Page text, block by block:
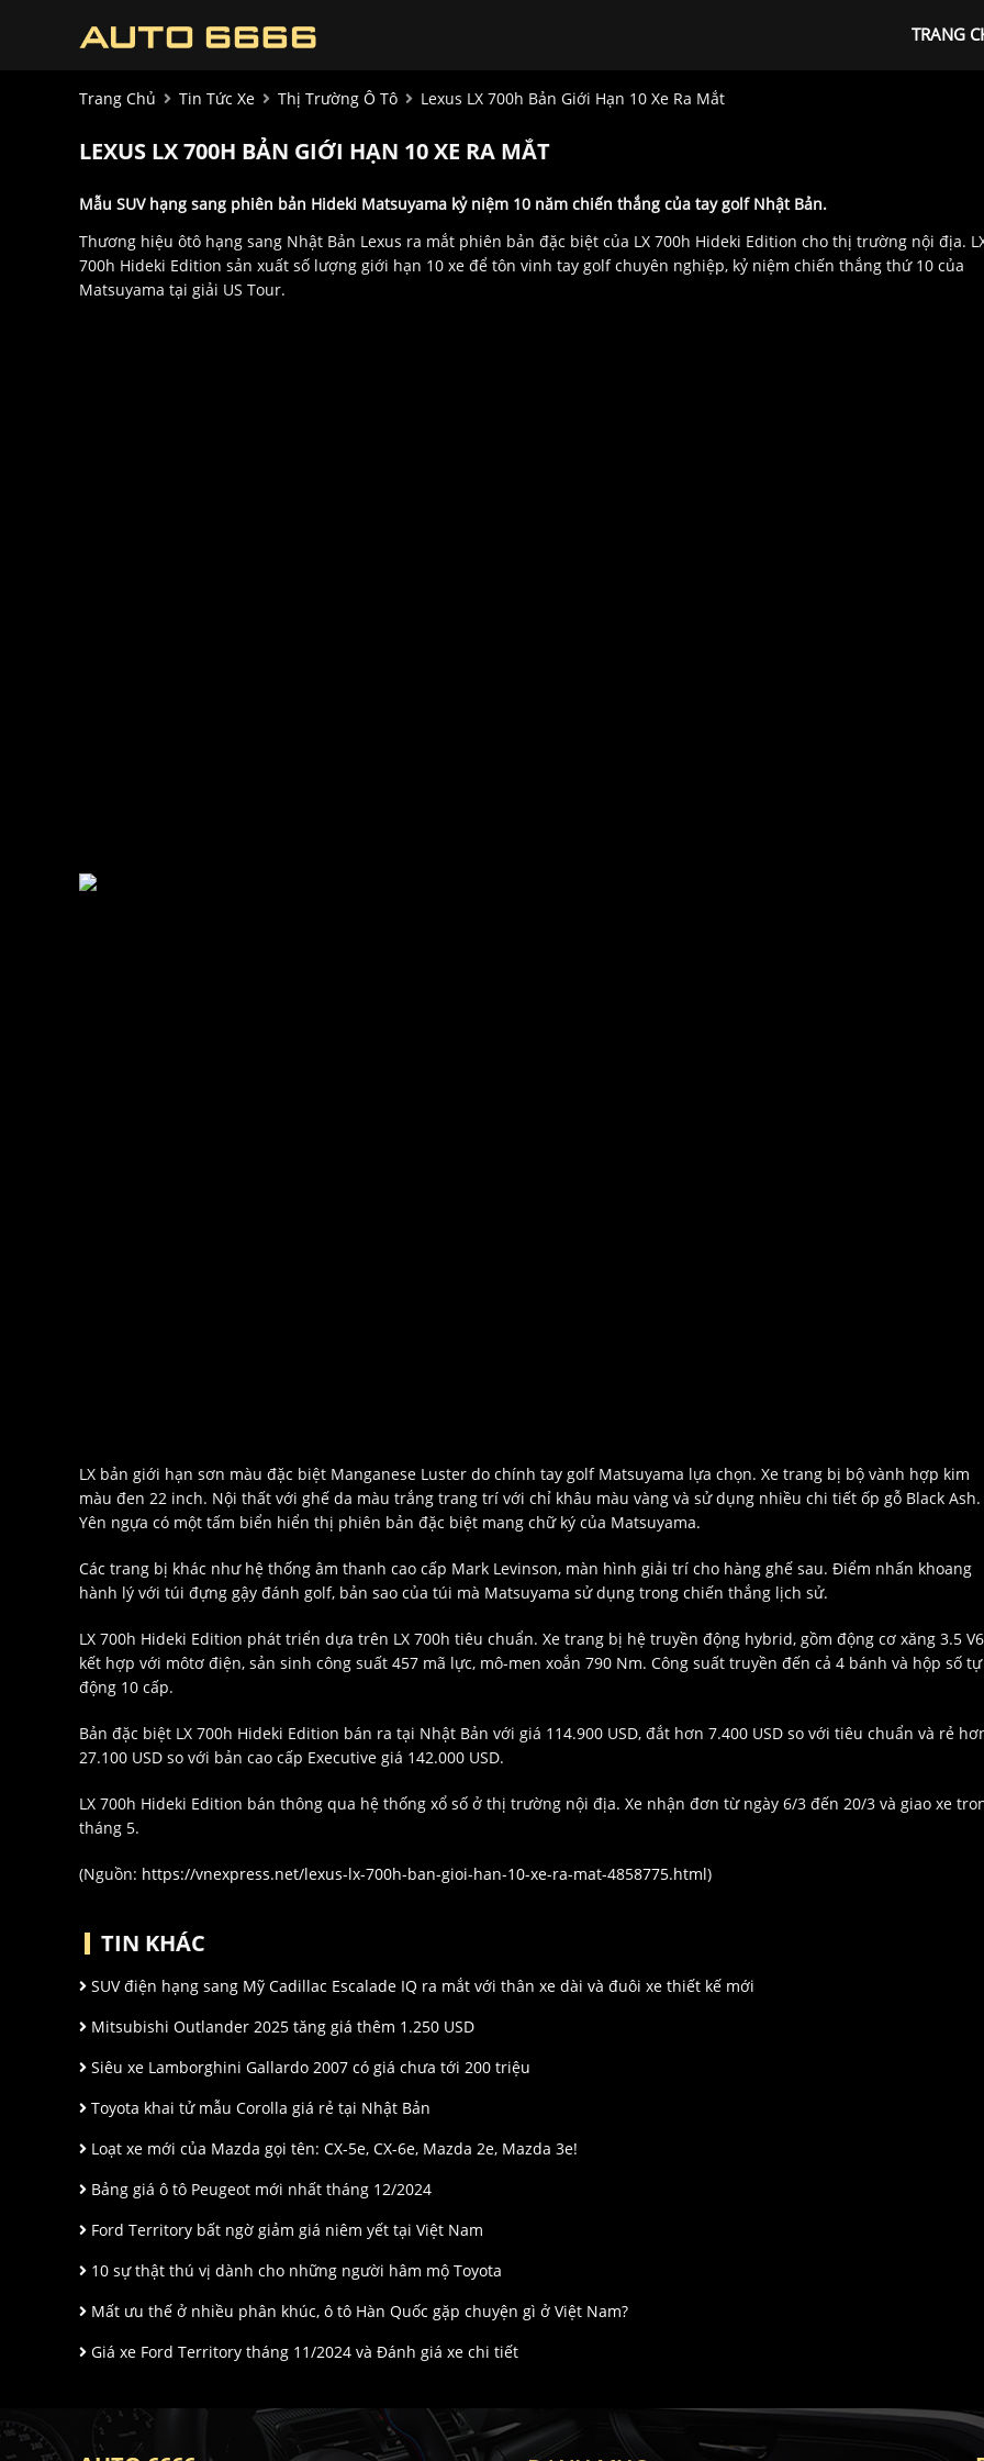
TRANG
Trang Chủ Tin Tức Xe Thị Trường Ô Tô Lexus LX 700h Bản Giới Hạn 10 Xe Ra Mắt
LEXUS LX 700H BẢN GIỚI HẠN 10 XE RA MẮT
Mẫu SUV hạng sang phiên bản Hideki Matsuyama kỷ niệm 10 năm chiến thắng của tay golf Nhật Bản.
Thương hiệu ôtô hạng sang Nhật Bản Lexus ra mắt phiên bản đặc biệt của LX 700h Hideki Edition cho thị trường nội địa.
700h Hideki Edition sản xuất số lượng giới hạn 10 xe để tôn vinh tay golf chuyên nghiệp, kỷ niệm chiến thắng thứ 10 của
Matsuyama tại giải US Tour.
LX bản giới hạn sơn màu đặc biệt Manganese Luster do chính tay golf Matsuyama lựa chọn. Xe trang bị bộ vành hợp kim
màu đen 22 inch. Nội thất với ghế da màu trắng trang trí với chỉ khâu màu vàng và sử dụng nhiều chi tiết ốp gỗ Black Ash.
Yên ngựa có một tấm biển hiển thị phiên bản đặc biệt mang chữ ký của Matsuyama.
Các trang bị khác như hệ thống âm thanh cao cấp Mark Levinson, màn hình giải trí cho hàng ghế sau. Điểm nhấn khoang
hành lý với túi đựng gậy đánh golf, bản sao của túi mà Matsuyama sử dụng trong chiến thắng lịch sử.
LX 700h Hideki Edition phát triển dựa trên LX 700h tiêu chuẩn. Xe trang bị hệ truyền động hybrid, gồm động cơ xăng 3.5 V6
kết hợp với môtơ điện, sản sinh công suất 457 mã lực, mô-men xoắn 790 Nm. Công suất truyền đến cả 4 bánh và hộp số tự
động 10 cấp.
Bản đặc biệt LX 700h Hideki Edition bán ra tại Nhật Bản với giá 114.900 USD, đắt hơn 7.400 USD so với tiêu chuẩn và rẻ
27.100 USD so với bản cao cấp Executive giá 142.000 USD.
LX 700h Hideki Edition bán thông qua hệ thống xổ số ở thị trường nội địa. Xe nhận đơn từ ngày 6/3 đến 20/3 và giao xe
tháng 5.
(Nguồn: https://vnexpress.net/lexus-lx-700h-ban-gioi-han-10-xe-ra-mat-4858775.html)
TIN KHÁC
SUV điện hạng sang Mỹ Cadillac Escalade IQ ra mắt với thân xe dài và đuôi xe thiết kế mới
Mitsubishi Outlander 2025 tăng giá thêm 1.250 USD
Siêu xe Lamborghini Gallardo 2007 có giá chưa tới 200 triệu
Toyota khai tử mẫu Corolla giá rẻ tại Nhật Bản
Loạt xe mới của Mazda gọi tên: CX-5e, CX-6e, Mazda 2e, Mazda 3e!
Bảng giá ô tô Peugeot mới nhất tháng 12/2024
Ford Territory bất ngờ giảm giá niêm yết tại Việt Nam
10 sự thật thú vị dành cho những người hâm mộ Toyota
Mất ưu thế ở nhiều phân khúc, ô tô Hàn Quốc gặp chuyện gì ở Việt Nam?
Giá xe Ford Territory tháng 11/2024 và Đánh giá xe chi tiết